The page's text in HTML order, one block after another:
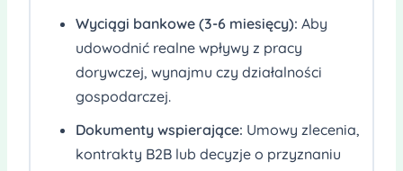
Wyciągi bankowe (3-6 miesięcy): Aby
udowodnić realne wpływy z pracy
dorywczej, wynajmu czy działalności
gospodarczej.
Dokumenty wspierające: Umowy zlecenia,
kontrakty B2B lub decyzje o przyznaniu